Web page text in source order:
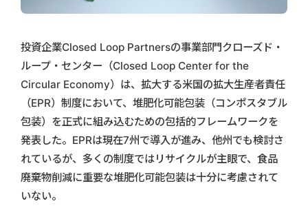
投資企業Closed Loop Partnersの事業部門クローズド・
ループ・センター（Closed Loop Center for the
Circular Economy）は、拡大する米国の拡大生産者責任
（EPR）制度において、堆肥化可能包装（コンポスタブル
包装）を正式に組み込むための包括的フレームワークを
発表した。EPRは現在7州で導入が進み、他州でも検討さ
れているが、多くの制度ではリサイクルが主眼で、食品
廃棄物削減に重要な堆肥化可能包装は十分に考慮されて
いない。